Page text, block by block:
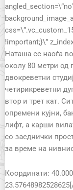
!important;}\”
Наташа се наоѓа
околу 80 метри од
двокреветни
четирикреветни
втор и трет кат.
опремени кујни,
лифт, а карши
со заеднички
за време на
Координати: